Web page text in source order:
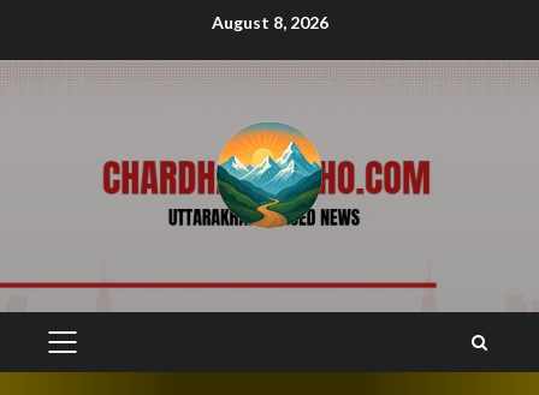
August 8, 2026
PRIMARY